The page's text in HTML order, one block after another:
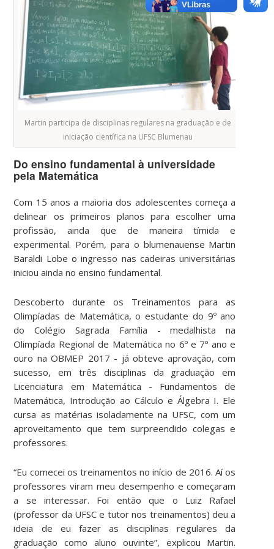
Martin participa de disciplinas regulares na graduação e de
iniciação científica na UFSC Blumenau
Do ensino fundamental à universidade
pela Matemática
Com 15 anos a maioria dos adolescentes começa a
delinear os primeiros planos para escolher uma
profissão, ainda que de maneira tímida e
experimental. Porém, para o blumenauense Martin
Baraldi Lobe o ingresso nas cadeiras universitárias
iniciou ainda no ensino fundamental.
Descoberto durante os Treinamentos para as
Olimpíadas de Matemática, o estudante do 9º ano
do Colégio Sagrada Família - medalhista na
Olimpíada Regional de Matemática no 6º e 7º ano e
ouro na OBMEP 2017 - já obteve aprovação, com
sucesso, em três disciplinas da graduação em
Licenciatura em Matemática - Fundamentos de
Matemática, Introdução ao Cálculo e Álgebra I. Ele
cursa as matérias isoladamente na UFSC, com um
aproveitamento que tem surpreendido colegas e
professores.
“Eu comecei os treinamentos no início de 2016. Aí os
professores viram meu desempenho e começaram
a se interessar. Foi então que o Luiz Rafael
(professor da UFSC e tutor nos treinamentos) deu a
ideia de eu fazer as disciplinas regulares da
graduação como aluno ouvinte”, explicou Martin.